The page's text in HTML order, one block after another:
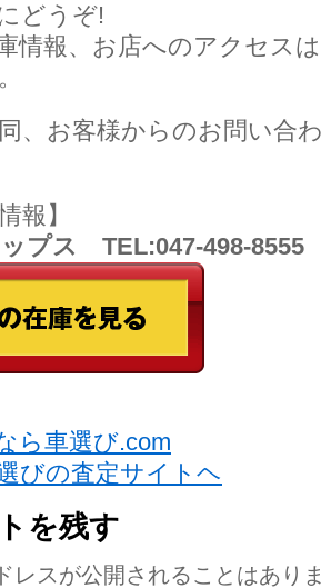
どうぞ!
情報、お店へのアクセス
、お客様からのお問い合
情報】
ップス TEL:047-498-8555
ら車選び.com
びの査定サイトヘ
を残す
レスが公開されることはあり